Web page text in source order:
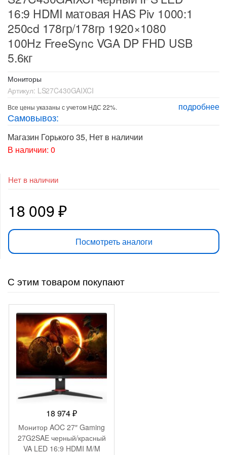
16:9 HDMI матовая HAS Piv 1000:1
250cd 178гр/178гр 1920×1080
100Hz FreeSync VGA DP FHD USB
5.6кг
Мониторы
Артикул: LS27C430GAIXCI
подробнее
Все цены указаны с учетом НДС 22%.
Самовывоз:
Магазин Горького 35, Нет в наличии
В наличии: 0
Нет в наличии
18 009₽
Посмотреть аналоги
С этим товаром покупают
18 974₽
Монитор AOC 27″ Gaming
27G2SAE черный/красный
VA LED 16:9 HDMI M/M